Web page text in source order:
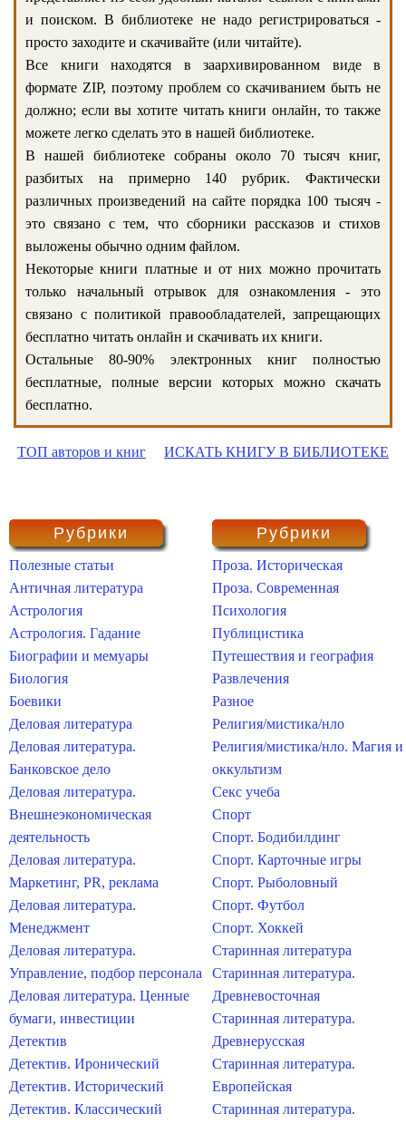
и поиском. В библиотеке не надо регистрироваться -
просто заходите и скачивайте (или читайте).
Все книги находятся в заархивированном виде в
формате ZIP, поэтому проблем со скачиванием быть не
должно; если вы хотите читать книги онлайн, то также
можете легко сделать это в нашей библиотеке.
В нашей библиотеке собраны около 70 тысяч книг,
разбитых на примерно 140 рубрик. Фактически
различных произведений на сайте порядка 100 тысяч -
это связано с тем, что сборники рассказов и стихов
выложены обычно одним файлом.
Некоторые книги платные и от них можно прочитать
только начальный отрывок для ознакомления - это
связано с политикой правообладателей, запрещающих
бесплатно читать онлайн и скачивать их книги.
Остальные 80-90% электронных книг полностью
бесплатные, полные версии которых можно скачать
бесплатно.
ТОП авторов и книг ИСКАТЬ КНИГУ В БИБЛИОТЕКЕ
Рубрики
Полезные статьи
Античная литература
Астрология
Астрология. Гадание
Биографии и мемуары
Биология
Боевики
Деловая литература
Деловая литература.
Банковское дело
Деловая литература.
Внешнеэкономическая
деятельность
Деловая литература.
Маркетинг, PR, реклама
Деловая литература.
Менеджмент
Деловая литература.
Управление, подбор персонала
Деловая литература. Ценные
бумаги, инвестиции
Детектив
Детектив. Иронический
Детектив. Исторический
Детектив. Классический
Рубрики
Проза. Историческая
Проза. Современная
Психология
Публицистика
Путешествия и география
Развлечения
Разное
Религия/мистика/нло
Религия/мистика/нло. Магия и
оккультизм
Секс учеба
Спорт
Спорт. Бодибилдинг
Спорт. Карточные игры
Спорт. Рыболовный
Спорт. Футбол
Спорт. Хоккей
Старинная литература
Старинная литература.
Древневосточная
Старинная литература.
Древнерусская
Старинная литература.
Европейская
Старинная литература.